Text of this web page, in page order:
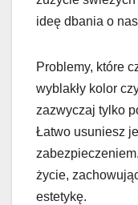
ideę dbania o
Problemy, które
wyblakły kolor
zazwyczaj tylko
Łatwo usuniesz
życie,
estetykę.